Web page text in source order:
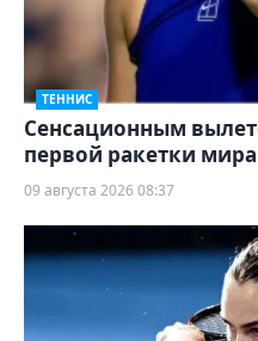
ТЕННИС
Сенсационным
первой ракетки
09 августа 2026 08:37